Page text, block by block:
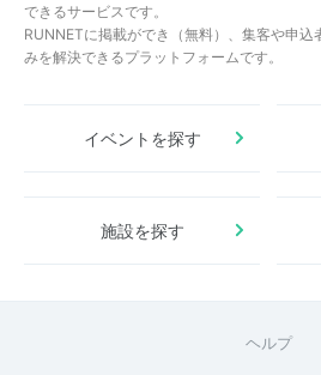
できるサービスです。
RUNNETに掲載ができ（無料）、集客や申込
みを解決できるプラットフォームです。
イベントを探す
施設を探す
ヘルプ